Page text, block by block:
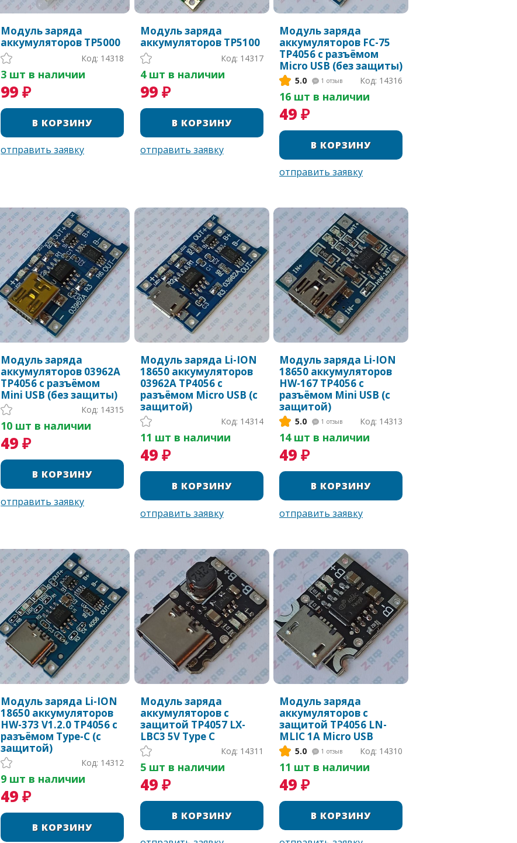
Модуль заряда
аккумуляторов TP5000
Код: 14318
3 шт в наличии
99 ₽
Модуль заряда
аккумуляторов TP5100
Код: 14317
4 шт в наличии
99 ₽
Модуль заряда
аккумуляторов FC-75
TP4056 с разъёмом
Micro USB (без защиты)
5.0 1 отзыв Код: 14316
16 шт в наличии
49 ₽
Модуль заряда
аккумуляторов 03962A
TP4056 с разъёмом
Mini USB (без защиты)
Код: 14315
10 шт в наличии
49 ₽
Модуль заряда Li-ION
18650 аккумуляторов
03962A TP4056 с
разъёмом Micro USB (с
защитой)
Код: 14314
11 шт в наличии
49 ₽
Модуль заряда Li-ION
18650 аккумуляторов
HW-167 TP4056 с
разъёмом Mini USB (с
защитой)
5.0 1 отзыв Код: 14313
14 шт в наличии
49 ₽
Модуль заряда Li-ION
18650 аккумуляторов
HW-373 V1.2.0 TP4056 с
разъёмом Type-C (с
защитой)
Код: 14312
9 шт в наличии
49 ₽
Модуль заряда
аккумуляторов с
защитой TP4057 LX-
LBC3 5V Type C
Код: 14311
5 шт в наличии
49 ₽
Модуль заряда
аккумуляторов с
защитой TP4056 LN-
MLIC 1A Micro USB
5.0 1 отзыв Код: 14310
11 шт в наличии
49 ₽